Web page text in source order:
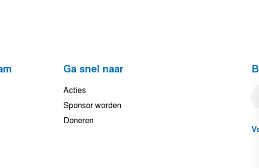
Ga snel naar
Acties
Sponsor worden
Doneren